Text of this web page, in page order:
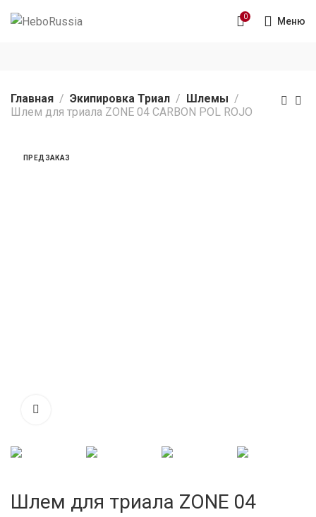
0 Меню
Главная Экипировка Триал
Шлемы
Шлем для триала ZONE 04 CARBON POL ROJO
ПРЕДЗАКАЗ
Шлем для триала ZONE 04